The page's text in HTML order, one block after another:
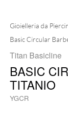
Gioielleria da
Basic Circular
Titan Basicline
BASIC
TITANIO
YGCR